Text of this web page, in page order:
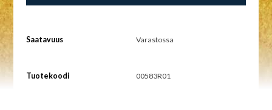
Saatavuus Varastossa
Tuotekoodi 00583R01